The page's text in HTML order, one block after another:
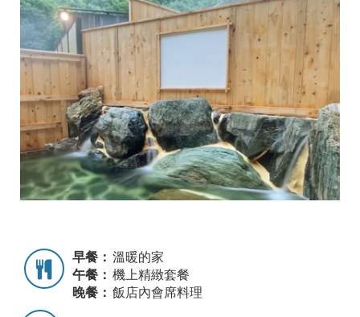
早餐： 溫暖的家
午餐： 機上精緻套餐
晚餐： 飯店內會席料理